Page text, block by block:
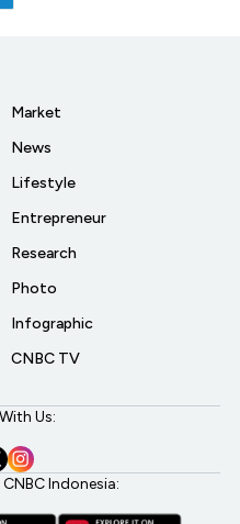
Market
News
Lifestyle
Entrepreneur
Research
Photo
Infographic
CNBC TV
Us:
Indonesia: